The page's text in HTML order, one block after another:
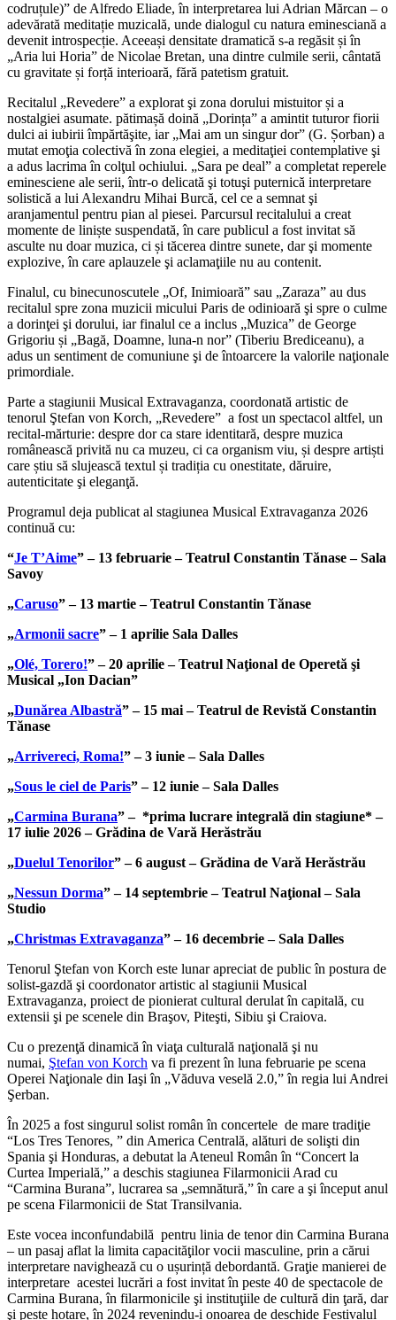
codruțule)” de Alfredo Eliade, în interpretarea lui Adrian Mărcan – o
adevărată meditație muzicală, unde dialogul cu natura eminesciană a
devenit introspecție. Aceeași densitate dramatică s-a regăsit și în
„Aria lui Horia” de Nicolae Bretan, una dintre culmile serii, cântată
cu gravitate și forță interioară, fără patetism gratuit.
Recitalul „Revedere” a explorat şi zona dorului mistuitor și a
nostalgiei asumate. pătimașă doină „Dorința” a amintit tuturor fiorii
dulci ai iubirii împărtăşite, iar „Mai am un singur dor” (G. Șorban) a
mutat emoţia colectivă în zona elegiei, a meditaţiei contemplative şi
a adus lacrima în colţul ochiului. „Sara pe deal” a completat reperele
eminesciene ale serii, într-o delicată şi totuşi puternică interpretare
solistică a lui Alexandru Mihai Burcă, cel ce a semnat şi
aranjamentul pentru pian al piesei. Parcursul recitalului a creat
momente de liniște suspendată, în care publicul a fost invitat să
asculte nu doar muzica, ci și tăcerea dintre sunete, dar şi momente
explozive, în care aplauzele şi aclamaţiile nu au contenit.
Finalul, cu binecunoscutele „Of, Inimioară” sau „Zaraza” au dus
recitalul spre zona muzicii micului Paris de odinioară şi spre o culme
a dorinţei şi dorului, iar finalul ce a inclus „Muzica” de George
Grigoriu și „Bagă, Doamne, luna-n nor” (Tiberiu Brediceanu), a
adus un sentiment de comuniune şi de întoarcere la valorile naţionale
primordiale.
Parte a stagiunii Musical Extravaganza, coordonată artistic de
tenorul Ştefan von Korch, „Revedere” a fost un spectacol altfel, un
recital-mărturie: despre dor ca stare identitară, despre muzica
românească privită nu ca muzeu, ci ca organism viu, și despre artiști
care știu să slujească textul și tradiția cu onestitate, dăruire,
autenticitate şi eleganţă.
Programul deja publicat al stagiunea Musical Extravaganza 2026
continuă cu:
“Je T’Aime” – 13 februarie – Teatrul Constantin Tănase – Sala
Savoy
„Caruso” – 13 martie – Teatrul Constantin Tănase
„Armonii sacre” – 1 aprilie Sala Dalles
„Olé, Torero!” – 20 aprilie – Teatrul Naţional de Operetă şi
Musical „Ion Dacian”
„Dunărea Albastră” – 15 mai – Teatrul de Revistă Constantin
Tănase
„Arrivereci, Roma!” – 3 iunie – Sala Dalles
„Sous le ciel de Paris” – 12 iunie – Sala Dalles
„Carmina Burana” – *prima lucrare integrală din stagiune* –
17 iulie 2026 – Grădina de Vară Herăstrău
„Duelul Tenorilor” – 6 august – Grădina de Vară Herăstrău
„Nessun Dorma” – 14 septembrie – Teatrul Naţional – Sala
Studio
„Christmas Extravaganza” – 16 decembrie – Sala Dalles
Tenorul Ştefan von Korch este lunar apreciat de public în postura de
solist-gazdă şi coordonator artistic al stagiunii Musical
Extravaganza, proiect de pionierat cultural derulat în capitală, cu
extensii şi pe scenele din Braşov, Piteşti, Sibiu şi Craiova.
Cu o prezenţă dinamică în viaţa culturală naţională şi nu
numai, Ştefan von Korch va fi prezent în luna februarie pe scena
Operei Naţionale din Iaşi în „Văduva veselă 2.0,” în regia lui Andrei
Şerban.
În 2025 a fost singurul solist român în concertele de mare tradiţie
“Los Tres Tenores, ” din America Centrală, alături de solişti din
Spania şi Honduras, a debutat la Ateneul Român în “Concert la
Curtea Imperială,” a deschis stagiunea Filarmonicii Arad cu
“Carmina Burana”, lucrarea sa „semnătură,” în care a şi început anul
pe scena Filarmonicii de Stat Transilvania.
Este vocea inconfundabilă pentru linia de tenor din Carmina Burana
– un pasaj aflat la limita capacităţilor vocii masculine, prin a cărui
interpretare navighează cu o ușurință debordantă. Graţie manierei de
interpretare acestei lucrări a fost invitat în peste 40 de spectacole de
Carmina Burana, în filarmonicile şi instituţiile de cultură din ţară, dar
şi peste hotare, în 2024 revenindu-i onoarea de deschide Festivalul